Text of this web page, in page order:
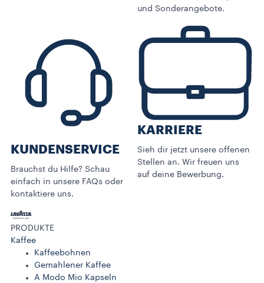
und Sonderangebote.
KUNDENSERVICE​
Brauchst du Hilfe? Schau
einfach in unsere FAQs oder
kontaktiere uns.
KARRIERE
Sieh dir jetzt unsere offenen
Stellen an. Wir freuen uns
auf deine Bewerbung.
PRODUKTE
Kaffee
Kaffeebohnen
Gemahlener Kaffee
A Modo Mio Kapseln